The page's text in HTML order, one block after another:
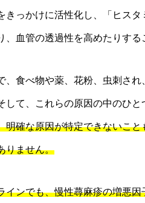
きっかけに活性化し、「ヒス
、血管の透過性を高めたりす
、食べ物や薬、花粉、虫刺さ
して、これらの原因の中のひ
明確な原因が特定できないこ
りません。
インでも、慢性蕁麻疹の増悪